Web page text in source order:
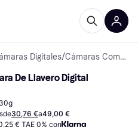
Digitales/ Cámaras Compactas
De Llavero Digital
30,76 €a49,00 €
€ TAE 0% con